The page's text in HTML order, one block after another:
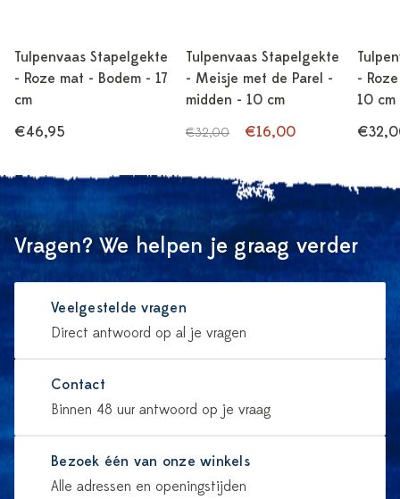
Tulpenvaas Stapelgekte
- Roze mat - Bodem - 17
cm
€46,95
Tulpenvaas Stapelgekte
- Meisje met de Parel -
midden - 10 cm
€32,00 €16,00
-
10 cm
Vragen? We helpen je graag verder
Veelgestelde vragen
Direct antwoord op al je vragen
Contact
Binnen 48 uur antwoord op je vraag
Bezoek één van onze winkels
Alle adressen en openingstijden